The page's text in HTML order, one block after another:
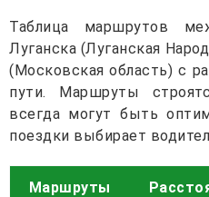
Таблица маршрутов
Луганска (Луганская
(Московская область) с
пути. Маршруты
всегда могут быть
поездки выбирает
Маршруты